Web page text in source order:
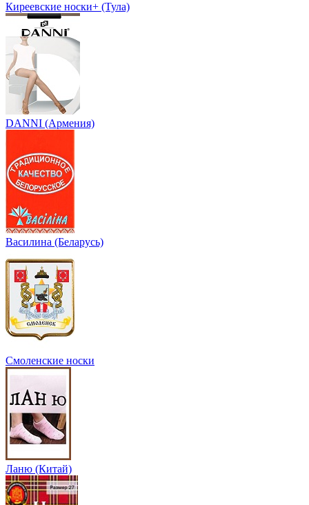
Киреевские носки+ (Тула)
DANNI (Армения)
Василина (Беларусь)
Смоленские носки
Ланю (Китай)